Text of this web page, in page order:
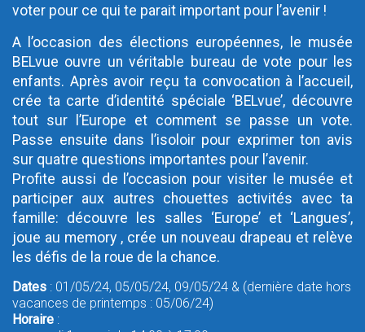
voter pour ce qui te parait important pour l’avenir !
A l’occasion des élections européennes, le musée
BELvue ouvre un véritable bureau de vote pour les
enfants. Après avoir reçu ta convocation à l’accueil,
crée ta carte d’identité spéciale ‘BELvue’, découvre
tout sur l’Europe et comment se passe un vote.
Passe ensuite dans l’isoloir pour exprimer ton avis
sur quatre questions importantes pour l’avenir.
Profite aussi de l’occasion pour visiter le musée et
participer aux autres chouettes activités avec ta
famille: découvre les salles ‘Europe’ et ‘Langues’,
joue au memory , crée un nouveau drapeau et relève
les défis de la roue de la chance.
Dates : 01/05/24, 05/05/24, 09/05/24 & (dernière date hors
vacances de printemps : 05/06/24)
Horaire :